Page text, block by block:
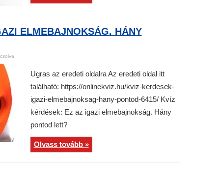
ELMEBAJNOKSÁG. HÁNY
Ugras az eredeti oldalra Az eredeti oldal itt
található: https://onlinekviz.hu/kviz-kerdesek-
igazi-elmebajnoksag-hany-pontod-6415/ Kvíz
kérdések: Ez az igazi elmebajnokság. Hány
pontod lett?
Olvass tovább »